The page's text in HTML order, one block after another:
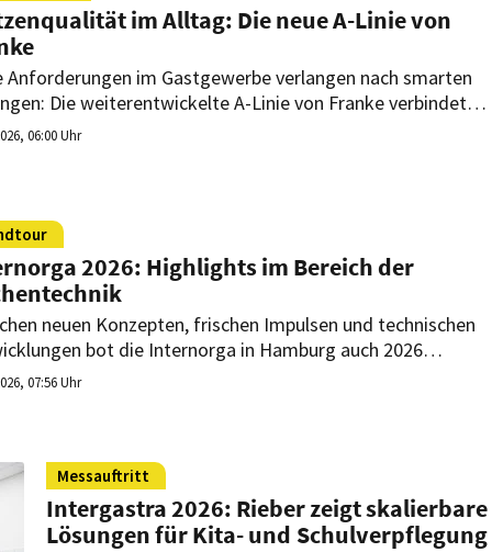
im Alltag: Die neue A-Linie von
Anforderungen im Gastgewerbe verlangen nach smarten
Die weiterentwickelte A-Linie von Franke verbindet
Effizienz und digitale Vernetzung. Moderne
06:00 Uhr
2026: Highlights im Bereich der
neuen Konzepten, frischen Impulsen und technischen
bot die Internorga in Hamburg auch 2026
Einblicke in die Welt der Profiküche. Welche
07:56 Uhr
Messauftritt
Intergastra 2026: Rieber zeigt skalierbare
Lösungen für Kita- und Schulverpflegung